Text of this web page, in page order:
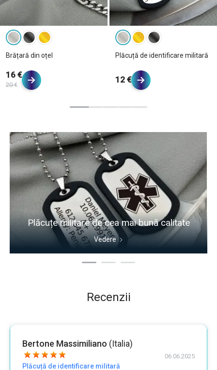
Brățară din oțel
16 €
20 €
Plăcuță de identificare militară
12 €
Plăcuțe militare de cea mai bună calitate
Vedere
Recenzii
Bertone Massimiliano (Italia)
06.06.2025
Plăcuță de identificare militară